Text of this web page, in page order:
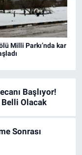
Milli Parkı’nda kar
Başlıyor!
Olacak
Sonrası